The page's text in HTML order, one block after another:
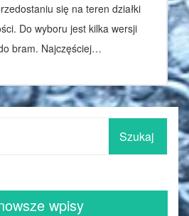
się na teren działki
Do wyboru jest kilka wersji
bram. Najczęściej…
wpisy